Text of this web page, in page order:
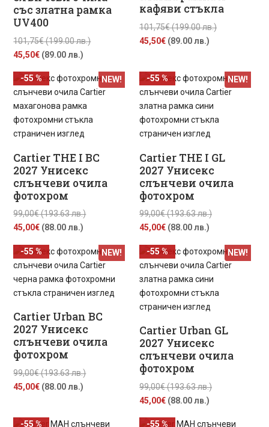
със златна рамка
UV400
101,75€(199.00 лв.)Original
101,75€
(199.00
45,50€ (89.00 лв.)
е:
45,50€
(89.00
лв.).
кафяви стъкла
101,75€(199.00 лв.)Original
(199.00
лв.).
45,50€ (89.00 лв.)
45,50€
(89.00
лв.).
Cartier THE I BC
2027 Унисекс
слънчеви очила
фотохром
NEW!
99,00€(193.63 лв.)Original
99,00€
(193.63
лв.).
45,00€ (88.00 лв.)
е:
45,00€
(88.00
лв.).
-55 %
Cartier THE I GL
2027 Унисекс
слънчеви очила
фотохром
NEW!
99,00€(193.63 лв.)Original
99,00€
(193.63
лв.).
45,00€ (88.00 лв.)
е:
45,00€
(88.00
лв.).
-55 %
Cartier Urban BC
2027 Унисекс
слънчеви очила
фотохром
NEW!
99,00€(193.63 лв.)Original
45,00€ (88.00 лв.)
-55 %
Cartier Urban GL
2027 Унисекс
слънчеви очила
фотохром
NEW!
99,00€(193.63 лв.)Original
45,00€ (88.00 лв.)
-55 %
-55 % -55 %